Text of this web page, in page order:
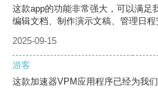
这款app的功能非常强大，可以满足
编辑文档、制作演示文稿、管理日程
2025-09-15
游客
这款加速器VPM应用程序已经为我